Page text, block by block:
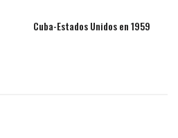
Cuba-Estados Unidos en 1959